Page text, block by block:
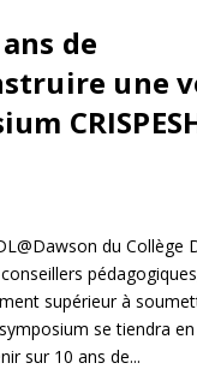
de
une
du Collège
supérieur à
se tiendra en
sur 10 ans de...